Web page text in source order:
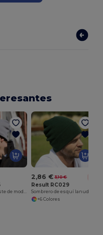
2,86 € 3,10 €
Result RC029
Sombrero de esquí lanudo
+6 Colores